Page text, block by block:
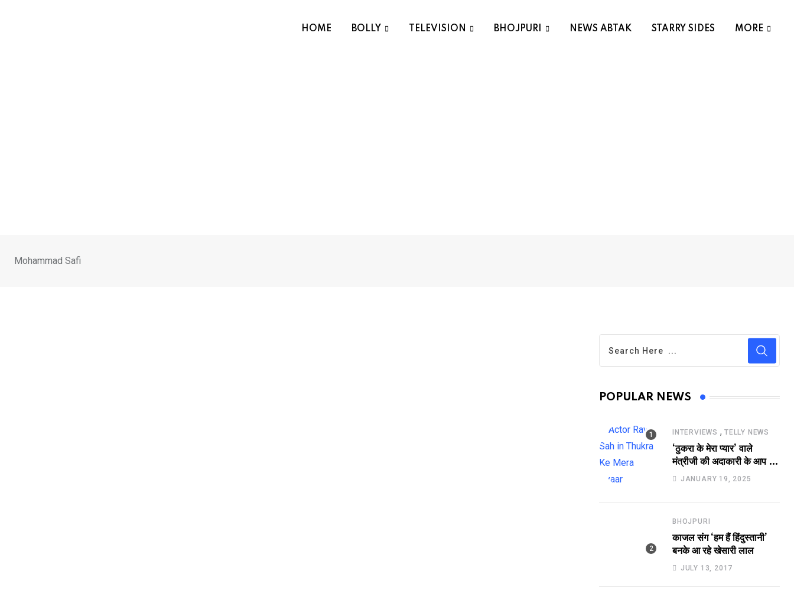
HOME BOLLY TELEVISION BHOJPURI NEWS ABTAK STARRY SIDES MORE
Mohammad Safi
POPULAR NEWS
INTERVIEWS , TELLY NEWS
‘ठुकरा के मेरा प्यार’ वाले
मंत्रीजी की अदाकारी के आप भी
हो जाएंगे फैन, यकीं न हो तो
भूमिका
JANUARY 19, 2025
BHOJPURI
काजल संग ‘हम हैं हिंदुस्तानी’
बनके आ रहे खेसारी लाल
JULY 13, 2017